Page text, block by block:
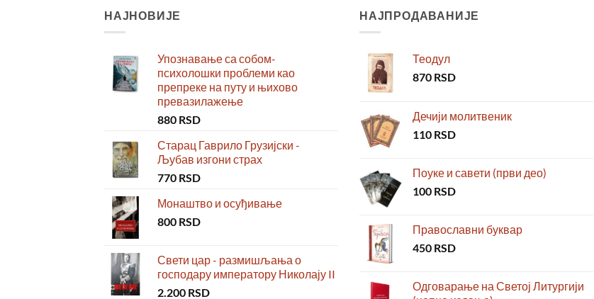
НАЈНОВИЈЕ
Упознавање са собом-
психолошки проблеми као
препреке на путу и њихово
превазилажење
880 RSD
Старац Гаврило Грузијски -
Љубав изгони страх
770 RSD
Монаштво и осуђивање
800 RSD
Свети цар - размишљања о
господару императору Николају II
2.200 RSD
НАЈПРОДАВАНИЈЕ
Теодул
870 RSD
Дечији молитвеник
110 RSD
Поуке и савети (први део)
100 RSD
Православни буквар
450 RSD
Одговарање на Светој Литургији